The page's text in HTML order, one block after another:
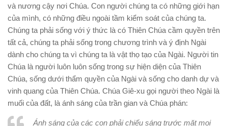
và nương cậy nơi Chúa. Con người chúng ta có những giới hạn
của mình, có những điều ngoài tầm kiểm soát của chúng ta.
Chúng ta phải sống với ý thức là có Thiên Chúa cầm quyền trên
tất cả, chúng ta phải sống trong chương trình và ý định Ngài
dành cho chúng ta vì chúng ta là vật thọ tạo của Ngài. Người tin
Chúa là người luôn luôn sống trong sự hiện diện của Thiên
Chúa, sống dưới thẩm quyền của Ngài và sống cho danh dự và
vinh quang của Thiên Chúa. Chúa Giê-xu gọi người theo Ngài là
muối của đất, là ánh sáng của trần gian và Chúa phán:
Ánh sáng của các con phải chiếu sáng trước mặt mọi